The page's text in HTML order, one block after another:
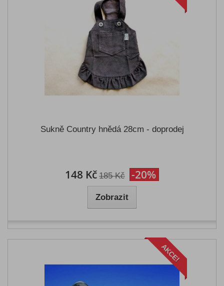
Sukně Country hnědá 28cm - doprodej
148 Kč 185 Kč -20%
Zobrazit
AKCE!